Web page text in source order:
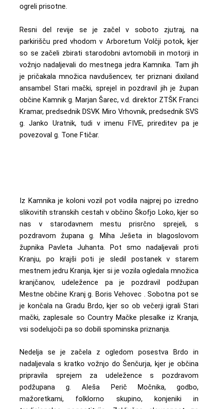
ogreli prisotne.
Resni del revije se je začel v soboto zjutraj, na
parkirišču pred vhodom v Arboretum Volčji potok, kjer
so se začeli zbirati starodobni avtomobili in motorji in
vožnjo nadaljevali do mestnega jedra Kamnika. Tam jih
je pričakala množica navdušencev, ter priznani dixiland
ansambel Stari mački, sprejel in pozdravil jih je župan
občine Kamnik g. Marjan Šarec, v.d. direktor ZTŠK Franci
Kramar, predsednik DSVK Miro Vrhovnik, predsednik SVS
g. Janko Uratnik, tudi v imenu FIVE, prireditev pa je
povezoval g. Tone Ftičar.
Iz Kamnika je koloni vozil pot vodila najprej po izredno
slikovitih stranskih cestah v občino Škofjo Loko, kjer so
nas v starodavnem mestu prisrčno sprejeli, s
pozdravom župana g. Miha Ješeta in blagoslovom
župnika Pavleta Juhanta. Pot smo nadaljevali proti
Kranju, po krajši poti je sledil postanek v starem
mestnem jedru Kranja, kjer si je vozila ogledala množica
kranjčanov, udeležence pa je pozdravil podžupan
Mestne občine Kranj g. Boris Vehovec . Sobotna pot se
je končala na Gradu Brdo, kjer so ob večerji igrali Stari
mački, zaplesale so Country Mačke plesalke iz Kranja,
vsi sodelujoči pa so dobili spominska priznanja.
Nedelja se je začela z ogledom posestva Brdo in
nadaljevala s kratko vožnjo do Šenčurja, kjer je občina
pripravila sprejem za udeležence s pozdravom
podžupana g. Aleša Perič Močnika, godbo,
mažoretkami, folklorno skupino, konjeniki in